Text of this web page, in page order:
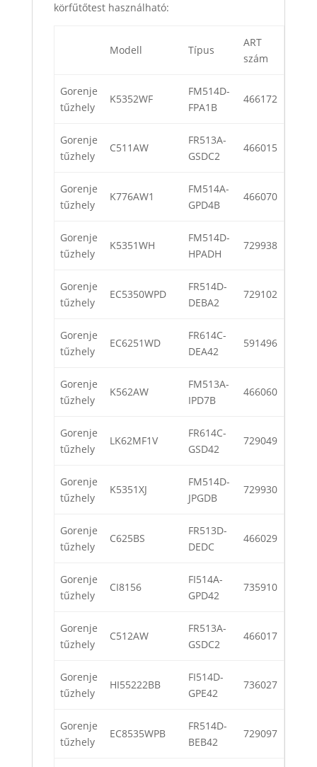
körfűtőtest használható:
Modell Típus
ART
szám
Gorenje
tűzhely
K5352WF
FM514D-
FPA1B
466172
Gorenje
tűzhely
C511AW
FR513A-
GSDC2
466015
Gorenje
tűzhely
K776AW1
FM514A-
GPD4B
466070
Gorenje
tűzhely
K5351WH
FM514D-
HPADH
729938
Gorenje
tűzhely
EC5350WPD
FR514D-
DEBA2
729102
Gorenje
tűzhely
EC6251WD
FR614C-
DEA42
591496
Gorenje
tűzhely
K562AW
FM513A-
IPD7B
466060
Gorenje
tűzhely
LK62MF1V
FR614C-
GSD42
729049
Gorenje
tűzhely
K5351XJ
FM514D-
JPGDB
729930
Gorenje
tűzhely
C625BS
FR513D-
DEDC
466029
Gorenje
tűzhely
CI8156
FI514A-
GPD42
735910
Gorenje
tűzhely
C512AW
FR513A-
GSDC2
466017
Gorenje
tűzhely
HI55222BB
FI514D-
GPE42
736027
Gorenje
tűzhely
EC8535WPB
FR514D-
BEB42
729097